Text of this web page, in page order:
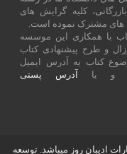
کلیه گرایش های
های مشترک نموده است.
با همکاری این موسسه
و طرح پیشنهادی کتاب
کتاب به آدرس ایمیل
و یا
آدرس پستی
ادیبان روز میباشد. توسعه